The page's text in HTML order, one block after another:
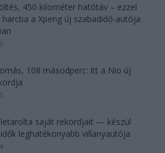
450 kilométer hatótáv – ezzel
harcba a Xpeng új szabadidő-autója
108 másodperc: itt a Nio új
letarolta saját rekordjait — készül
leghatékonyabb villanyautója